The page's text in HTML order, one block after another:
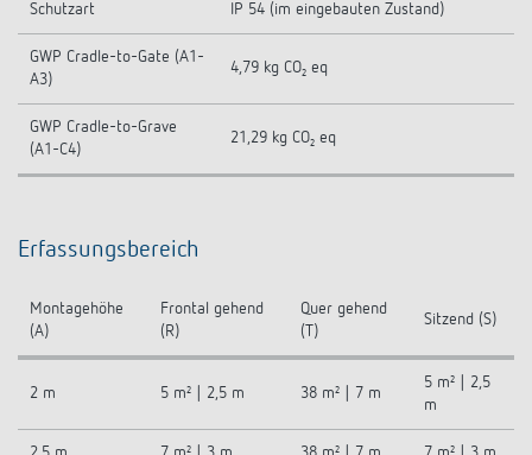
Schutzart IP 54 (im eingebauten Zustand)
GWP Cradle-to-Gate (A1-
A3)
4,79 kg CO₂ eq
GWP Cradle-to-Grave
(A1-C4)
21,29 kg CO₂ eq
Erfassungsbereich
Montagehöhe
(A)
Frontal gehend
(R)
Quer gehend
(T)
Sitzend (S)
2 m 5 m² | 2,5 m 38 m² | 7 m
5 m² | 2,5
m